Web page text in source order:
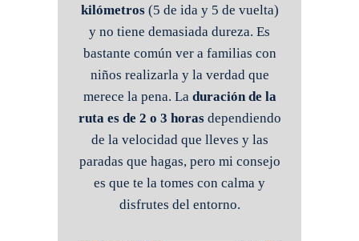
kilómetros(5 de ida y 5 de vuelta)
y no tiene demasiada dureza. Es
bastante común ver a familias con
niños realizarla y la verdad que
merece la pena. La duración de la
ruta es de 2 o 3 horasdependiendo
de la velocidad que lleves y las
paradas que hagas, pero mi consejo
es que te la tomes con calma y
disfrutes del entorno.